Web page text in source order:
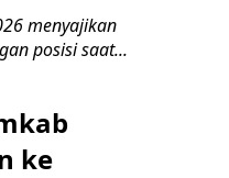
menyajikan
posisi saat...
ke